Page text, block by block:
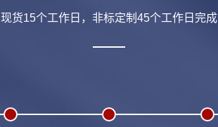
现货15个工作日，非标定制45个工作日完成